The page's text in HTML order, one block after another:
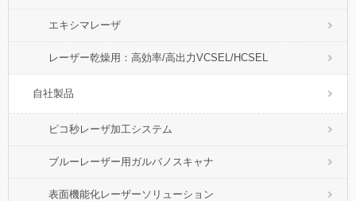
エキシマレーザ
レーザー乾燥用：高効率/高出力VCSEL/HCSEL
自社製品
ピコ秒レーザ加工システム
ブルーレーザー用ガルバノスキャナ
表面機能化レーザーソリューション